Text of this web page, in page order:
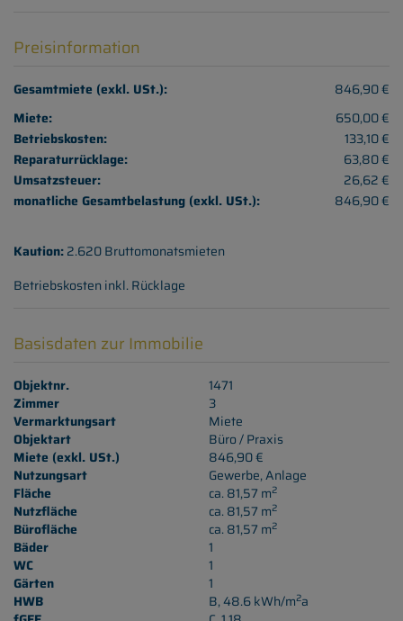
Preisinformation
Gesamtmiete (exkl. USt.):
846,90 €
Miete:
650,00 €
Betriebskosten:
133,10 €
Reparaturrücklage:
63,80 €
Umsatzsteuer:
26,62 €
monatliche Gesamtbelastung (exkl. USt.):
846,90 €
Kaution:2.620 Bruttomonatsmieten
Betriebskosten inkl. Rücklage
Basisdaten zur Immobilie
Objektnr.
1471
Zimmer
3
Vermarktungsart
Miete
Objektart
Büro / Praxis
Miete (exkl. USt.)
846,90 €
Nutzungsart
Gewerbe Anlage
Fläche
ca. 81,57 m2
Nutzfläche ca. 81,57 m2
Bürofläche ca. 81,57 m2
Bäder
1
WC
1
Gärten
1
HWB
B, 48.6 kWh/m2a